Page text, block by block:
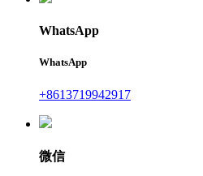
WhatsApp
WhatsApp
+8613719942917
微信